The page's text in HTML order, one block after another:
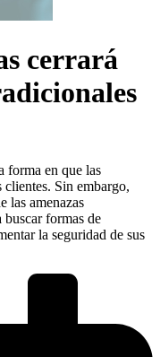
cerrará
forma en que las
clientes. Sin embargo,
las amenazas
buscar formas de
la seguridad de sus